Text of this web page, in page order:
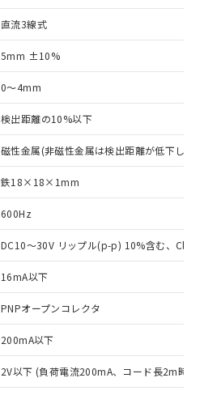
直流3線式
5mm ±10%
0～4mm
検出距離の10%以下
磁性金属(非磁性金属は検出距離が低下しま
鉄18×18×1mm
600Hz
DC10～30V リップル(p-p) 10%含む、
16mA以下
PNPオープンコレクタ
200mA以下
2V以下 (負荷電流200mA、コード長2m時)